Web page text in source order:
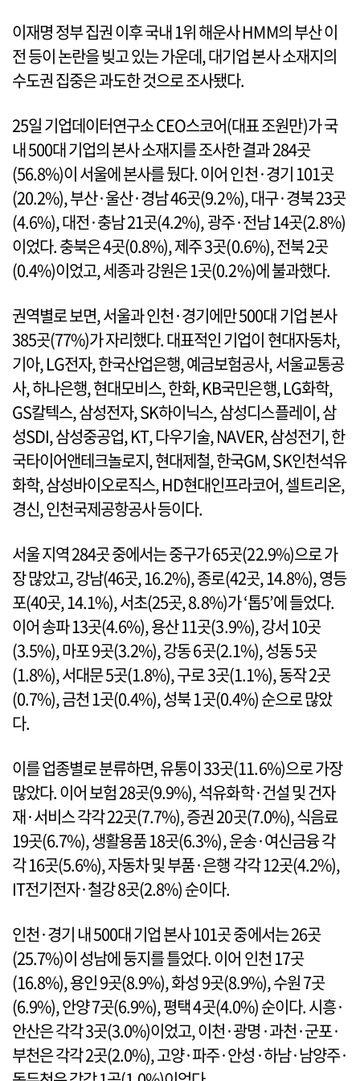
이재명 정부 집권 이후 국내 1위 해운사 HMM의 부산 이
전 등이 논란을 빚고 있는 가운데, 대기업 본사 소재지의
수도권 집중은 과도한 것으로 조사됐다.
25일 기업데이터연구소 CEO스코어(대표 조원만)가 국
내 500대 기업의 본사 소재지를 조사한 결과 284곳
(56.8%)이 서울에 본사를 뒀다. 이어 인천·경기 101곳
(20.2%), 부산·울산·경남 46곳(9.2%), 대구·경북 23곳
(4.6%), 대전·충남 21곳(4.2%), 광주·전남 14곳(2.8%)
이었다. 충북은 4곳(0.8%), 제주 3곳(0.6%), 전북 2곳
(0.4%)이었고, 세종과 강원은 1곳(0.2%)에 불과했다.
권역별로 보면, 서울과 인천·경기에만 500대 기업 본사
385곳(77%)가 자리했다. 대표적인 기업이 현대자동차,
기아, LG전자, 한국산업은행, 예금보험공사, 서울교통공
사, 하나은행, 현대모비스, 한화, KB국민은행, LG화학,
GS칼텍스, 삼성전자, SK하이닉스, 삼성디스플레이, 삼
성SDI, 삼성중공업, KT, 다우기술, NAVER, 삼성전기, 한
국타이어앤테크놀로지, 현대제철, 한국GM, SK인천석유
화학, 삼성바이오로직스, HD현대인프라코어, 셀트리온,
경신, 인천국제공항공사 등이다.
서울 지역 284곳 중에서는 중구가 65곳(22.9%)으로 가
장 많았고, 강남(46곳, 16.2%), 종로(42곳, 14.8%), 영등
포(40곳, 14.1%), 서초(25곳, 8.8%)가 ‘톱5’에 들었다.
이어 송파 13곳(4.6%), 용산 11곳(3.9%), 강서 10곳
(3.5%), 마포 9곳(3.2%), 강동 6곳(2.1%), 성동 5곳
(1.8%), 서대문 5곳(1.8%), 구로 3곳(1.1%), 동작 2곳
(0.7%), 금천 1곳(0.4%), 성북 1곳(0.4%) 순으로 많았
다.
이를 업종별로 분류하면, 유통이 33곳(11.6%)으로 가장
많았다. 이어 보험 28곳(9.9%), 석유화학·건설 및 건자
재·서비스 각각 22곳(7.7%), 증권 20곳(7.0%), 식음료
19곳(6.7%), 생활용품 18곳(6.3%), 운송·여신금융 각
각 16곳(5.6%), 자동차 및 부품·은행 각각 12곳(4.2%),
IT전기전자·철강 8곳(2.8%) 순이다.
인천·경기 내 500대 기업 본사 101곳 중에서는 26곳
(25.7%)이 성남에 둥지를 틀었다. 이어 인천 17곳
(16.8%), 용인 9곳(8.9%), 화성 9곳(8.9%), 수원 7곳
(6.9%), 안양 7곳(6.9%), 평택 4곳(4.0%) 순이다. 시흥·
안산은 각각 3곳(3.0%)이었고, 이천·광명·과천·군포·
부천은 각각 2곳(2.0%), 고양·파주·안성·하남·남양주·